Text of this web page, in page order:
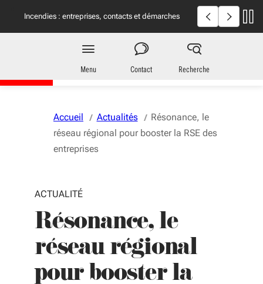
Incendies : entreprises, contacts et démarches
Incendies en
utiles
Entreprises
en Nouvelle-Aquitaine
Menu Contact Recherche
Accueil Actualités
Résonance, le
réseau régional pour booster la RSE des
entreprises
ACTUALITÉ
Résonance, le
réseau régional
pour booster la